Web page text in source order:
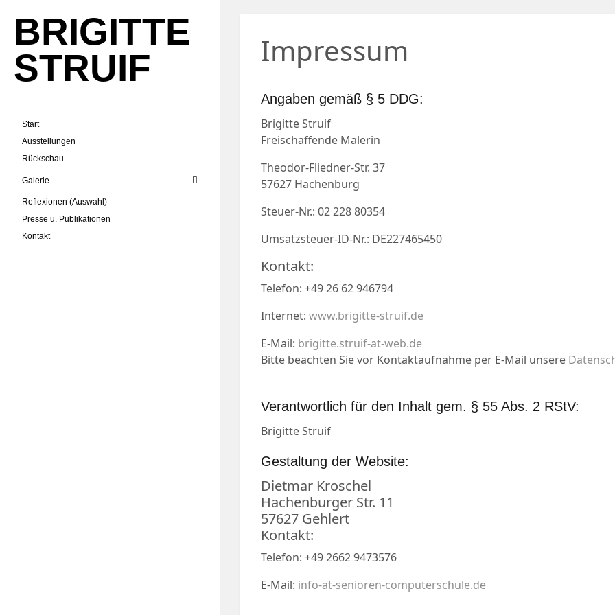
BRIGITTE
STRUIF
Start
Ausstellungen
Rückschau
Galerie
Reflexionen (Auswahl)
Presse u. Publikationen
Kontakt
Impressum
Angaben gemäß § 5 DDG:
Brigitte Struif
Freischaffende Malerin
Theodor-Fliedner-Str. 37
57627 Hachenburg
Steuer-Nr.: 02 228 80354
Umsatzsteuer-ID-Nr.: DE227465450
Kontakt:
Telefon: +49 26 62 946794
Internet: www.brigitte-struif.de
E-Mail: brigitte.struif-at-web.de
Bitte beachten Sie vor Kontaktaufnahme per E-Mail unsere
Verantwortlich für den Inhalt gem. § 55 Abs. 2 RStV:
Brigitte Struif
Gestaltung der Website:
Dietmar Kroschel
Hachenburger Str. 11
57627 Gehlert
Kontakt:
Telefon: +49 2662 9473576
E-Mail: info-at-senioren-computerschule.de